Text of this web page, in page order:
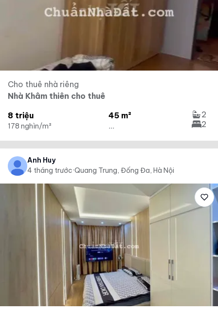
Cho thuê nhà riêng
Nhà Khâm thiên cho thuê
8 triệu
178 nghìn/m²
45 m²
...
2
2
Anh Huy
4 tháng trước·Quang Trung, Đống Đa, Hà Nội